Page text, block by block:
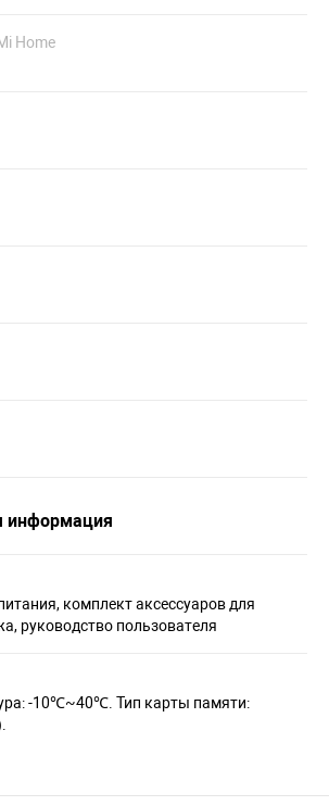
Home
информация
комплект аксессуаров для
руководство пользователя
-10℃~40℃. Тип карты памяти: